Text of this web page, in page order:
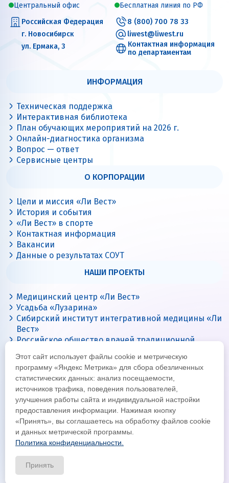
Центральный офис
Российская Федерация
г. Новосибирск
ул. Ермака, 3
Бесплатная линия по РФ
8 (800) 700 78 33
liwest@liwest.ru
Контактная информация
по департаментам
ИНФОРМАЦИЯ
Техническая поддержка
Интерактивная библиотека
План обучающих мероприятий на 2026 г.
Онлайн-диагностика организма
Вопрос — ответ
Сервисные центры
О КОРПОРАЦИИ
Цели и миссия «Ли Вест»
История и события
«Ли Вест» в спорте
Контактная информация
Вакансии
Данные о результатах СОУТ
НАШИ ПРОЕКТЫ
Медицинский центр «Ли Вест»
Усадьба «Лузарина»
Сибирский институт интегративной медицины «Ли
Вест»
Российское общество врачей традиционной
Цигун с Ли Вест
© Все права защищены 2026
Официальный интернет-сайт корпорации «Ли Вест»
Политика конфиденциальности и обработки данных
Этот сайт использует файлы cookie и метрическую
программу «Яндекс Метрика» для сбора обезличенных
статистических данных: анализ посещаемости,
источников трафика, поведения пользователей,
улучшения работы сайта и индивидуальной настройки
предоставления информации. Нажимая кнопку
«Принять», вы соглашаетесь на обработку файлов cookie
и данных метрической программы.
Политика конфиденциальности.
Принять